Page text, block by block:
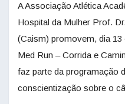
A Associação Atlética
Hospital da Mulher Prof.
(Caism) promovem, dia 13
Med Run – Corrida e
faz parte da programação
conscientização sobre o